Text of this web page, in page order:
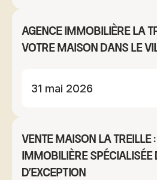
Agence immobilière La
votre maison dans le
31 mai 2026
Vente maison La Treille
immobilière
d'exception